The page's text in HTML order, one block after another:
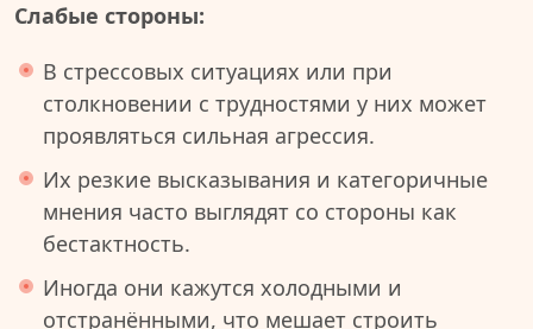
Слабые стороны:
В стрессовых ситуациях или при
столкновении с трудностями у них может
проявляться сильная агрессия.
Их резкие высказывания и категоричные
мнения часто выглядят со стороны как
бестактность.
Иногда они кажутся холодными и
отстранёнными, что мешает строить